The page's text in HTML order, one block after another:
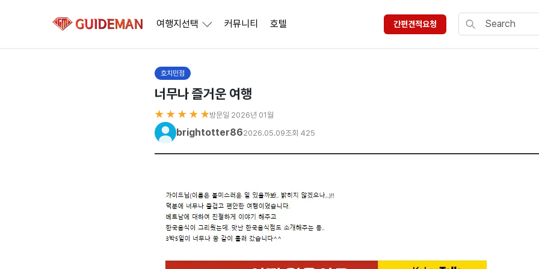
여행지선택 커뮤니티 호텔 간편견적요청
호치민점
너무나 즐거운 여행
★ ★ ★ ★ ★방문일 2026년 01월
brightotter862026.05.09조회 425